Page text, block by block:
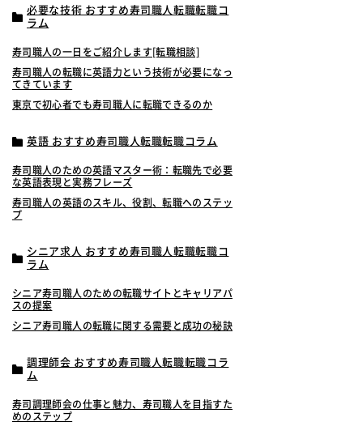
必要な技術 おすすめ寿司職人転職転職コ
ラム
寿司職人の一日をご紹介します[転職相談]
寿司職人の転職に英語力という技術が必要になっ
てきています
東京で初心者でも寿司職人に転職できるのか
英語 おすすめ寿司職人転職転職コラム
寿司職人のための英語マスター術：転職先で必要
な英語表現と実務フレーズ
寿司職人の英語のスキル、役割、転職へのステッ
プ
シニア求人 おすすめ寿司職人転職転職コ
ラム
シニア寿司職人のための転職サイトとキャリアパ
スの提案
シニア寿司職人の転職に関する需要と成功の秘訣
調理師会 おすすめ寿司職人転職転職コラ
ム
寿司調理師会の仕事と魅力、寿司職人を目指すた
めのステップ